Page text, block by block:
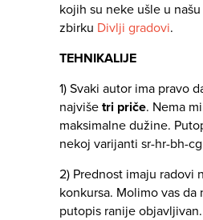
kojih su neke ušle u
zbirku Divlji gradovi.
TEHNIKALIJE
1) Svaki autor ima pravo
najviše tri priče. Nema
maksimalne dužine.
nekoj varijanti sr-hr-bh-
2) Prednost imaju radovi
konkursa. Molimo vas da
putopis ranije objavljivan.